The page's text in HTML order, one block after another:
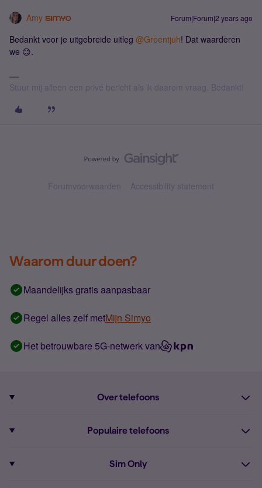
Amy Forum|Forum|2 years ago
Bedankt voor je uitgebreide uitleg @Groentjuh! Dat waarderen
we 😊.
Stuur mij alleen een privé bericht als ik daarom vraag. Bedankt!
Forumvoorwaarden Accessibility statement
Waarom duur doen?
Maandelijks gratis aanpasbaar
Regel alles zelf metMijn Simyo
Het betrouwbare 5G-netwerk van
Over telefoons
Alle telefoons
Populaire telefoons
Sim Only